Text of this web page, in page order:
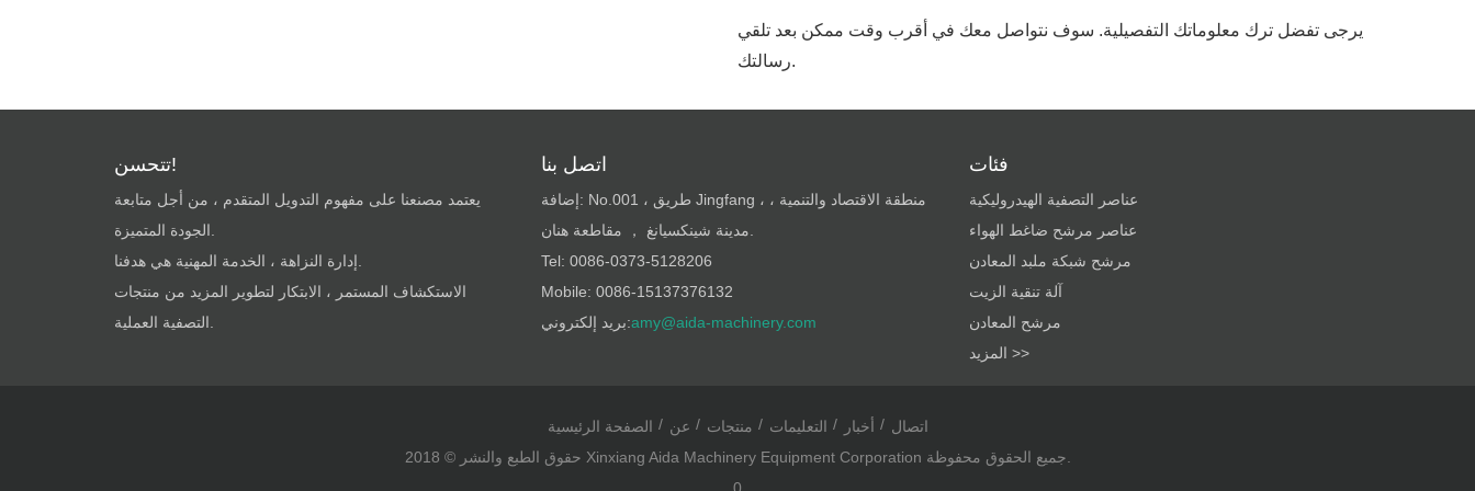
يرجى تفضل ترك معلوماتك التفصيلية. سوف نتواصل معك في أقرب وقت ممكن بعد تلقي
رسالتك.
تتحسن!
يعتمد مصنعنا على مفهوم التدويل المتقدم ، من أجل متابعة
الاستكشاف المستمر ، الابتكار لتطوير المزيد من منتجات
اتصل بنا
إضافة: No.001 ، طريق Jingfang ، منطقة الاقتصاد والتنمية ،
Tel: 0086-0373-5128206
Mobile: 0086-15137376132
بريد إلكتروني:amy@aida-machinery.com
فئات
عناصر التصفية الهيدروليكية
عناصر مرشح ضاغط الهواء
مرشح شبكة ملبد المعادن
آلة تنقية الزيت
مرشح المعادن
المزيد >>
الصفحة الرئيسية عن منتجات التعليمات أخبار
اتصال
حقوق الطبع والنشر © 2018 Xinxiang Aida Machinery Equipment Corporation جميع الحقوق محفوظة.